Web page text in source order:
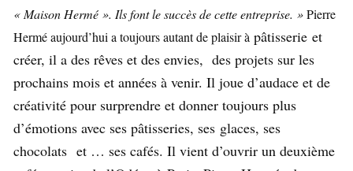
« Maison Hermé ». Ils font le succès de cette entreprise. »Pierre
Hermé aujourd’hui a toujours autant de plaisir à pâtisserie et
créer, il a des rêves et des envies, des projets sur les
prochains mois et années à venir. Il joue d’audace et de
créativité pour surprendre et donner toujours plus
d’émotions avec ses pâtisseries, ses glaces, ses
chocolats et … ses cafés. Il vient d’ouvrir un deuxième